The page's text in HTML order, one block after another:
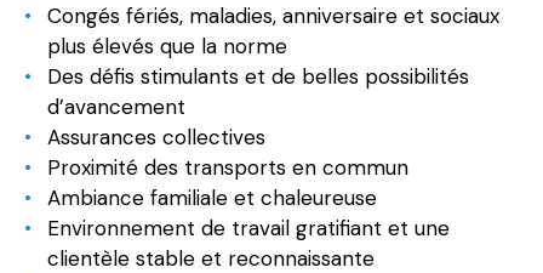
Congés fériés, maladies, anniversaire et sociaux
plus élevés que la norme
Des défis stimulants et de belles possibilités
d’avancement
Assurances collectives
Proximité des transports en commun
Ambiance familiale et chaleureuse
Environnement de travail gratifiant et une
clientèle stable et reconnaissante